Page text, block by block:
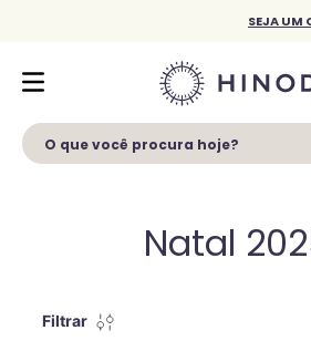
SEJA UM
O que você procura hoje?
Natal
Filtrar